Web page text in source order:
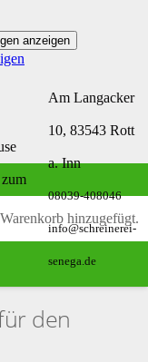
anzeigen
Am Langacker
10, 83543 Rott
a. Inn
08039-408046
info@schreinerei-
senega.de
hinzugefügt.
den
Kleinlichkeiten für
den